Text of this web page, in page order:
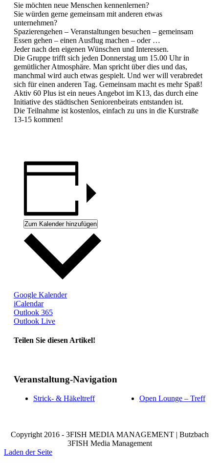
Sie möchten neue Menschen kennenlernen?
Sie würden gerne gemeinsam mit anderen etwas
unternehmen?
Spazierengehen – Veranstaltungen besuchen – gemeinsam
Essen gehen – einen Ausflug machen – oder …
Jeder nach den eigenen Wünschen und Interessen.
Die Gruppe trifft sich jeden Donnerstag um 15.00 Uhr in
gemütlicher Atmosphäre. Man spricht über dies und das,
manchmal wird auch etwas gespielt. Und wer will verabredet
sich für einen anderen Tag. Gemeinsam macht es mehr Spaß!
Aktiv 60 Plus ist ein neues Angebot im K13, das durch eine
Initiative des städtischen Seniorenbeirats entstanden ist.
Die Teilnahme ist kostenlos, einfach zu uns in die Kurstraße
13-15 kommen!
Zum Kalender hinzufügen
Google Kalender
iCalendar
Outlook 365
Outlook Live
Teilen Sie diesen Artikel!
Veranstaltung-Navigation
Strick- & Häkeltreff Open Lounge – Treff
Copyright 2016 - 3FISH MEDIA MANAGEMENT | Butzbach
3FISH Media Management
Laden der Seite